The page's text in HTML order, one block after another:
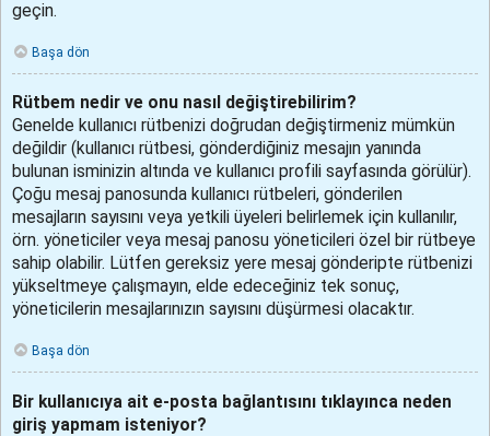
geçin.
Başa dön
Rütbem nedir ve onu nasıl değiştirebilirim?
Genelde kullanıcı rütbenizi doğrudan değiştirmeniz mümkün
değildir (kullanıcı rütbesi, gönderdiğiniz mesajın yanında
bulunan isminizin altında ve kullanıcı profili sayfasında görülür).
Çoğu mesaj panosunda kullanıcı rütbeleri, gönderilen
mesajların sayısını veya yetkili üyeleri belirlemek için kullanılır,
örn. yöneticiler veya mesaj panosu yöneticileri özel bir rütbeye
sahip olabilir. Lütfen gereksiz yere mesaj gönderipte rütbenizi
yükseltmeye çalışmayın, elde edeceğiniz tek sonuç,
yöneticilerin mesajlarınızın sayısını düşürmesi olacaktır.
Başa dön
Bir kullanıcıya ait e-posta bağlantısını tıklayınca neden
giriş yapmam isteniyor?